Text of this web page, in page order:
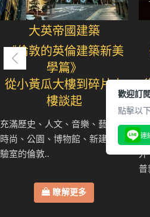
大英帝國建築
《倫敦的英倫建築新美
學篇》
從小黃瓜大樓到碎片大
樓談起
充滿歷史、人文、音樂、藝術、
時尚、公園、博物館、新建築實
驗室的倫敦..
瞭解更多
倫
除
外
普
歡迎訂
點擊以
連